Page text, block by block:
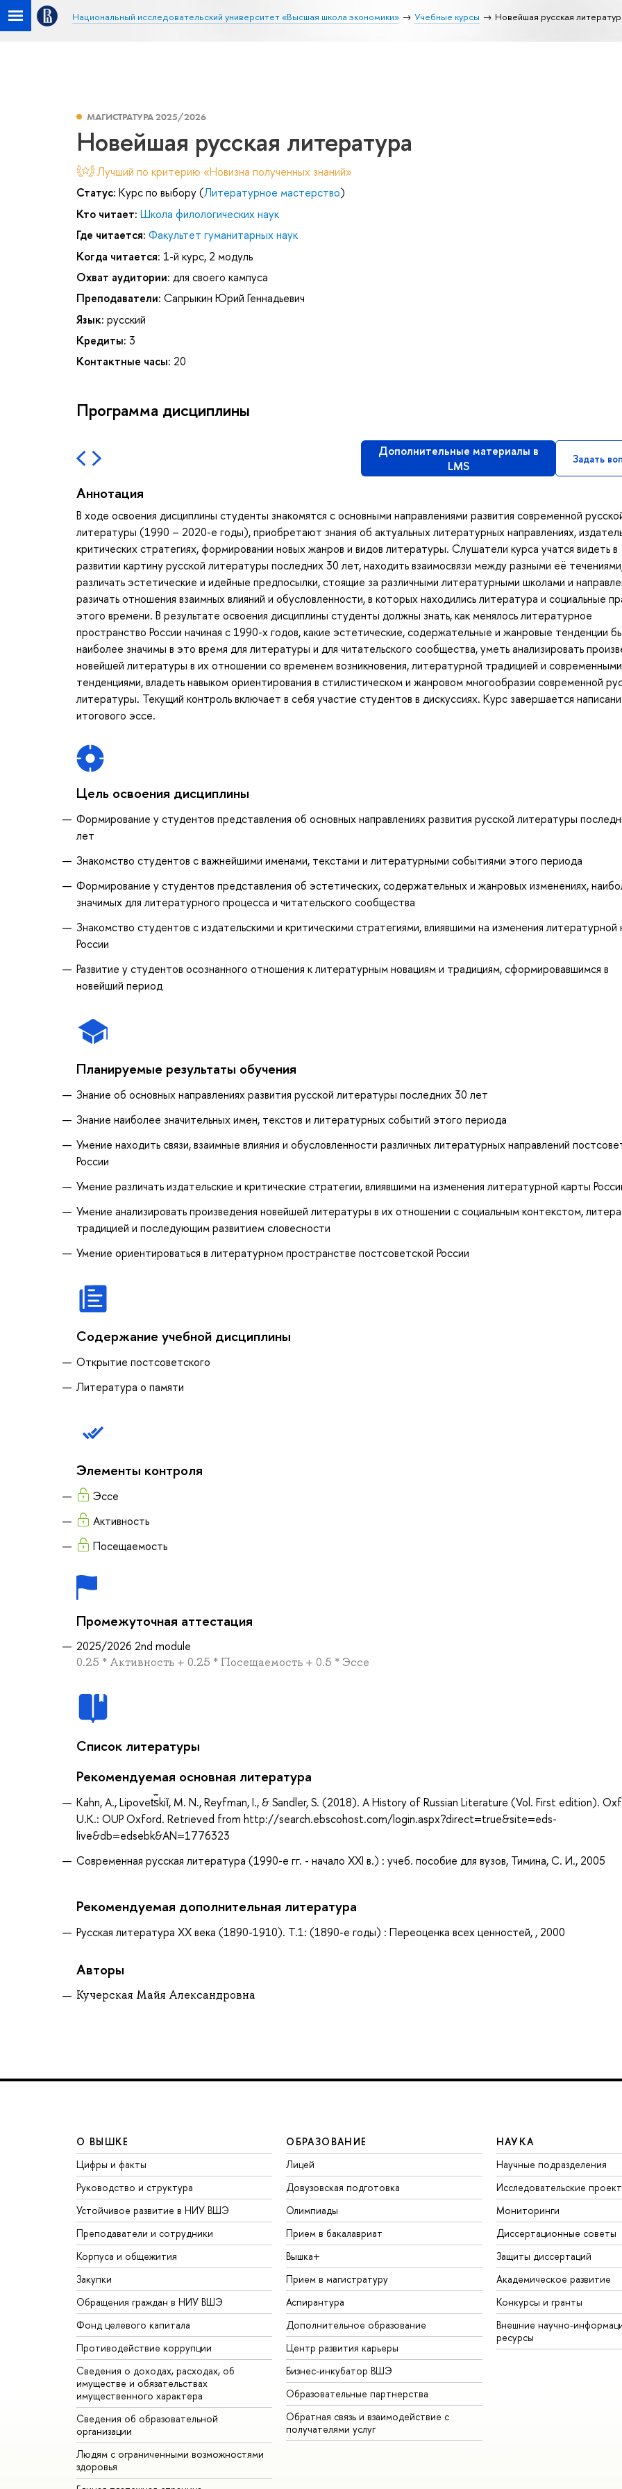
Национальный исследовательский университет «Высшая школа экономики» Учебные курсы Новейшая русская
МАГИСТРАТУРА 2025/2026
Новейшая русская литература
Лучший по критерию «Новизна полученных знаний»
Статус: Курс по выбору (Литературное мастерство)
Кто читает: Школа филологических наук
Где читается: Факультет гуманитарных наук
Когда читается: 1-й курс, 2 модуль
Охват аудитории: для своего кампуса
Преподаватели: Сапрыкин Юрий Геннадьевич
Язык: русский
Кредиты: 3
Контактные часы: 20
Программа дисциплины
Дополнительные материалы в
LMS
Задать
Аннотация
В ходе освоения дисциплины студенты знакомятся с основными направлениями развития современной
литературы (1990 – 2020-е годы), приобретают знания об актуальных литературных направлениях,
критических стратегиях, формировании новых жанров и видов литературы. Слушатели курса учатся видеть в
развитии картину русской литературы последних 30 лет, находить взаимосвязи между разными её
различать эстетические и идейные предпосылки, стоящие за различными литературными школами и
разичать отношения взаимных влияний и обусловленности, в которых находились литература и социальные
этого времени. В результате освоения дисциплины студенты должны знать, как менялось литературное
пространство России начиная с 1990-х годов, какие эстетические, содержательные и жанровые тенденции
наиболее значимы в это время для литературы и для читательского сообщества, уметь анализировать
новейшей литературы в их отношении со временем возникновения, литературной традицией и современными
тенденциями, владеть навыком ориентирования в стилистическом и жанровом многообразии современной
литературы. Текущий контроль включает в себя участие студентов в дискуссиях. Курс завершается
итогового эссе.
Цель освоения дисциплины
Формирование у студентов представления об основных направлениях развития русской литературы
лет
Знакомство студентов с важнейшими именами, текстами и литературными событиями этого периода
Формирование у студентов представления об эстетических, содержательных и жанровых изменениях,
значимых для литературного процесса и читательского сообщества
Знакомство студентов с издательскими и критическими стратегиями, влиявшими на изменения литературной
России
Развитие у студентов осознанного отношения к литературным новациям и традициям, сформировавшимся в
новейший период
Планируемые результаты обучения
Знание об основных направлениях развития русской литературы последних 30 лет
Знание наиболее значительных имен, текстов и литературных событий этого периода
Умение находить связи, взаимные влияния и обусловленности различных литературных направлений
России
Умение различать издательские и критические стратегии, влиявшими на изменения литературной карты
Умение анализировать произведения новейшей литературы в их отношении с социальным контекстом,
традицией и последующим развитием словесности
Умение ориентироваться в литературном пространстве постсоветской России
Содержание учебной дисциплины
Открытие постсоветского
Литература о памяти
Элементы контроля
Эссе
Активность
Посещаемость
Промежуточная аттестация
2025/2026 2nd module
0.25 * Активность + 0.25 * Посещаемость + 0.5 * Эссе
Список литературы
Рекомендуемая основная литература
Kahn, A., Lipovet︠s︡kiĭ, M. N., Reyfman, I., & Sandler, S. (2018). A History of Russian Literature (Vol. First edition).
U.K.: OUP Oxford. Retrieved from http://search.ebscohost.com/login.aspx?direct=true&site=eds-
live&db=edsebk&AN=1776323
Современная русская литература (1990-е гг. - начало XXI в.) : учеб. пособие для вузов, Тимина, С. И., 2005
Рекомендуемая дополнительная литература
Русская литература XX века (1890-1910). Т.1: (1890-е годы) : Переоценка всех ценностей, , 2000
Авторы
Кучерская Майя Александровна
О ВЫШКЕ
Цифры и факты
Руководство и структура
Устойчивое развитие в НИУ ВШЭ
Преподаватели и сотрудники
Корпуса и общежития
Закупки
Обращения граждан в НИУ ВШЭ
Фонд целевого капитала
Противодействие коррупции
Сведения о доходах, расходах, об
имуществе и обязательствах
имущественного характера
Сведения об образовательной
организации
Людям с ограниченными возможностями
здоровья
ОБРАЗОВАНИЕ
Лицей
Довузовская подготовка
Олимпиады
Прием в бакалавриат
Вышка+
Прием в магистратуру
Аспирантура
Дополнительное образование
Центр развития карьеры
Бизнес-инкубатор ВШЭ
Образовательные партнерства
Обратная связь и взаимодействие с
получателями услуг
НАУКА
Научные подразделения
Исследовательские
Мониторинги
Диссертационные советы
Защиты диссертаций
Академическое развитие
Конкурсы и гранты
Внешние научно-
ресурсы